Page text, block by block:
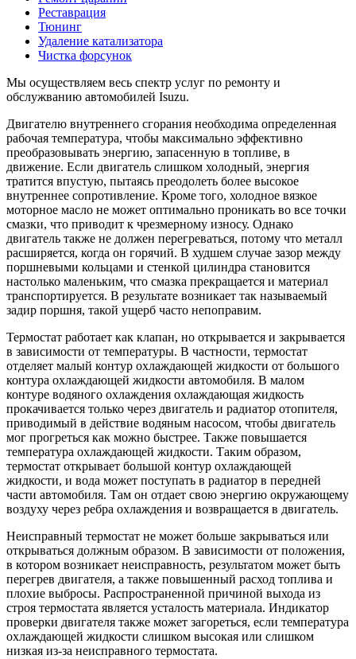
Реставрация
Тюнинг
Удаление катализатора
Чистка форсунок
Мы осуществляем весь спектр услуг по ремонту и
обслужванию автомобилей Isuzu.
Двигателю внутреннего сгорания необходима определенная
рабочая температура, чтобы максимально эффективно
преобразовывать энергию, запасенную в топливе, в
движение. Если двигатель слишком холодный, энергия
тратится впустую, пытаясь преодолеть более высокое
внутреннее сопротивление. Кроме того, холодное вязкое
моторное масло не может оптимально проникать во все точки
смазки, что приводит к чрезмерному износу. Однако
двигатель также не должен перегреваться, потому что металл
расширяется, когда он горячий. В худшем случае зазор между
поршневыми кольцами и стенкой цилиндра становится
настолько маленьким, что смазка прекращается и материал
транспортируется. В результате возникает так называемый
задир поршня, такой ущерб часто непоправим.
Термостат работает как клапан, но открывается и закрывается
в зависимости от температуры. В частности, термостат
отделяет малый контур охлаждающей жидкости от большого
контура охлаждающей жидкости автомобиля. В малом
контуре водяного охлаждения охлаждающая жидкость
прокачивается только через двигатель и радиатор отопителя,
приводимый в действие водяным насосом, чтобы двигатель
мог прогреться как можно быстрее. Также повышается
температура охлаждающей жидкости. Таким образом,
термостат открывает большой контур охлаждающей
жидкости, и вода может поступать в радиатор в передней
части автомобиля. Там он отдает свою энергию окружающему
воздуху через ребра охлаждения и возвращается в двигатель.
Неисправный термостат не может больше закрываться или
открываться должным образом. В зависимости от положения,
в котором возникает неисправность, результатом может быть
перегрев двигателя, а также повышенный расход топлива и
плохие выбросы. Распространенной причиной выхода из
строя термостата является усталость материала. Индикатор
проверки двигателя также может загореться, если температура
охлаждающей жидкости слишком высокая или слишком
низкая из-за неисправного термостата.